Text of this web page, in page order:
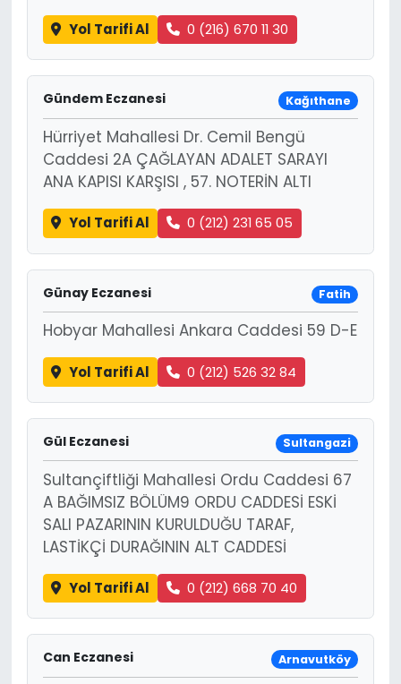
Yol Tarifi Al 0 (216) 670 11 30
Gündem Eczanesi Kağıthane
Hürriyet Mahallesi Dr. Cemil Bengü
Caddesi 2A ÇAĞLAYAN ADALET SARAYI
ANA KAPISI KARŞISI , 57. NOTERİN ALTI
Yol Tarifi Al 0 (212) 231 65 05
Günay Eczanesi Fatih
Hobyar Mahallesi Ankara Caddesi 59 D-E
Yol Tarifi Al 0 (212) 526 32 84
Gül Eczanesi Sultangazi
Sultançiftliği Mahallesi Ordu Caddesi 67
A BAĞIMSIZ BÖLÜM9 ORDU CADDESİ ESKİ
SALI PAZARININ KURULDUĞU TARAF,
LASTİKÇİ DURAĞININ ALT CADDESİ
Yol Tarifi Al 0 (212) 668 70 40
Can Eczanesi Arnavutköy